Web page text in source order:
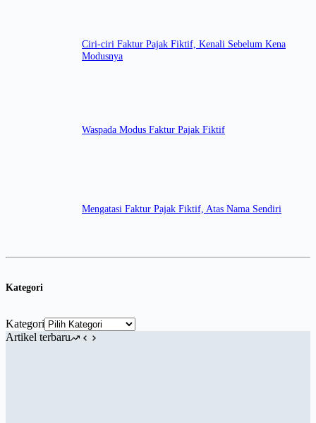
Ciri-ciri Faktur Pajak Fiktif, Kenali Sebelum Kena
Modusnya
Waspada Modus Faktur Pajak Fiktif
Mengatasi Faktur Pajak Fiktif, Atas Nama Sendiri
Kategori
Kategori
Artikel terbaru